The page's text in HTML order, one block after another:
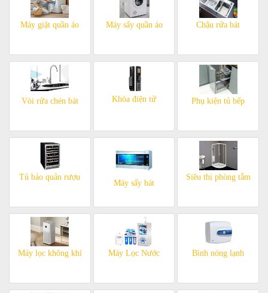
Máy giặt quần áo Máy sấy quần áo Chậu rửa bát
Vòi rửa chén bát Khóa điện tử Phụ kiện tủ bếp
Tủ bảo quản rượu
Máy sấy bát
Siêu thị phòng tắm
Máy lọc không khí Máy Lọc Nước Bình nóng lạnh